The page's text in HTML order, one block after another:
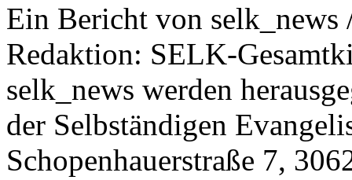
Ein Bericht von selk_news
Redaktion: SELK-
selk_news werden
der Selbständigen
Schopenhauerstraße 7,